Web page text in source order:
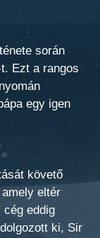
során
Ezt a rangos
egy igen
követő
eltér
eddig
ki, Sir